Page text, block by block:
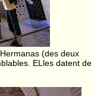
(des deux
ELles datent de